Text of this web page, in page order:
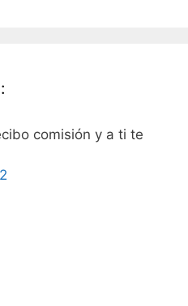
comisión y a ti te